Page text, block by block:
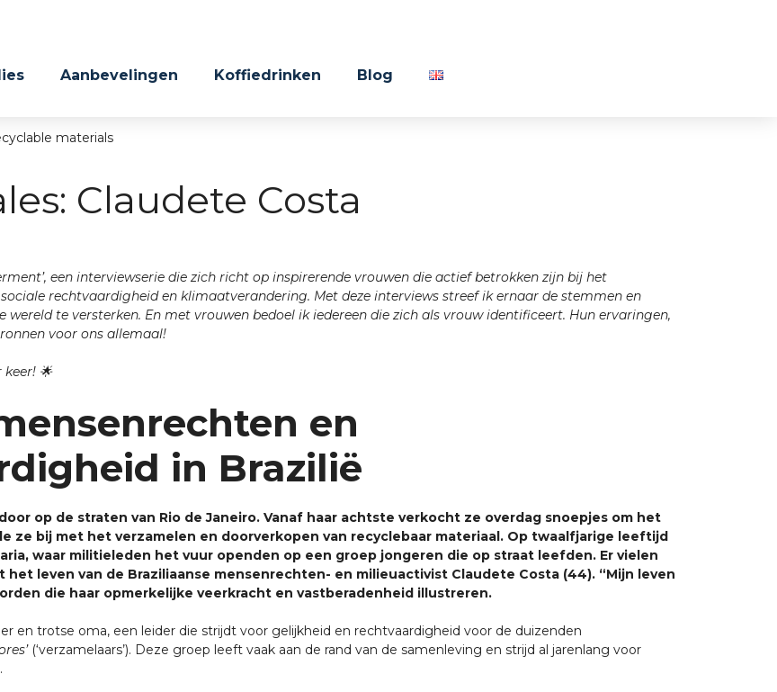
Aanbevelingen Koffiedrinken Blog
Claudete Costa
een interviewserie die zich richt op inspirerende vrouwen die actief betrokken zijn bij het
rechtvaardigheid en klimaatverandering. Met deze interviews streef ik ernaar de stemmen en
te versterken. En met vrouwen bedoel ik iedereen die zich als vrouw identificeert. Hun ervaringen,
voor ons allemaal!
🌟
en
in Brazilië
op de straten van Rio de Janeiro. Vanaf haar achtste verkocht ze overdag snoepjes om het
ze bij met het verzamelen en doorverkopen van recyclebaar materiaal. Op twaalfjarige leeftijd
waar militieleden het vuur openden op een groep jongeren die op straat leefden. Er vielen
leven van de Braziliaanse mensenrechten- en milieuactivist Claudete Costa (44). “Mijn leven
die haar opmerkelijke veerkracht en vastberadenheid illustreren.
en trotse oma, een leider die strijdt voor gelijkheid en rechtvaardigheid voor de duizenden
(‘verzamelaars’). Deze groep leeft vaak aan de rand van de samenleving en strijd al jarenlang voor